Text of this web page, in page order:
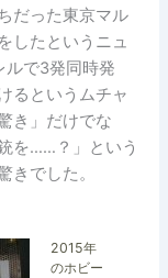
だった東京マル
したというニュ
ルで3発同時発
るというムチャ
き」だけでな
を……？」という
きでした。
2015年
のホビー